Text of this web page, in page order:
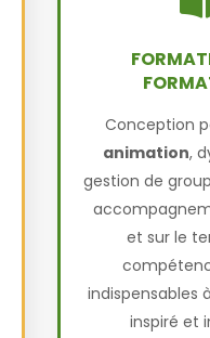
Conception
animation,
gestion de
et sur le
indispensables
inspiré et